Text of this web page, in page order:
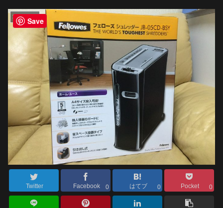
家電・設備
Twitter Facebook 0 はてブ 0 Pocket 0
Save